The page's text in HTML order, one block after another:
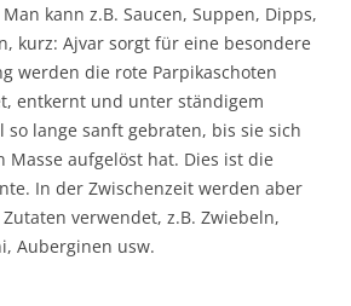
kann z.B. Saucen, Suppen, Dipps,
kurz: Ajvar sorgt für eine besondere
werden die rote Parpikaschoten
entkernt und unter ständigem
so lange sanft gebraten, bis sie sich
Masse aufgelöst hat. Dies ist die
In der Zwischenzeit werden aber
verwendet, z.B. Zwiebeln,
Auberginen usw.